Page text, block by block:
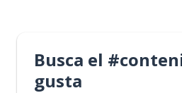
Busca el
gusta